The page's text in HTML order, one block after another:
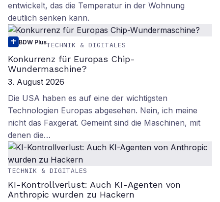
entwickelt, das die Temperatur in der Wohnung
deutlich senken kann.
BDW PlusTECHNIK & DIGITALES
Konkurrenz für Europas Chip-
Wundermaschine?
3. August 2026
Die USA haben es auf eine der wichtigsten
Technologien Europas abgesehen. Nein, ich meine
nicht das Faxgerät. Gemeint sind die Maschinen, mit
denen die…
TECHNIK & DIGITALES
KI-Kontrollverlust: Auch KI-Agenten von
Anthropic wurden zu Hackern